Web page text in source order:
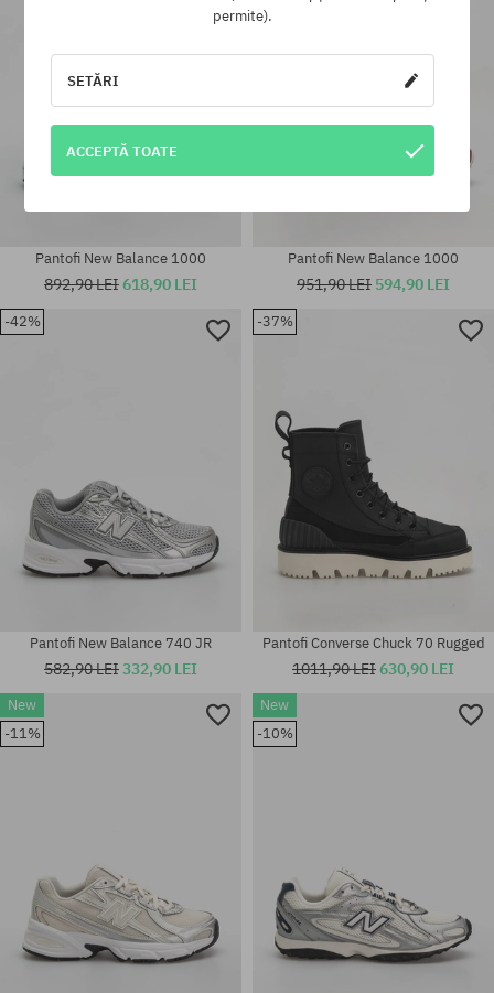
Mărimi existente:
Mărimi existente:
36; 37; 37.5; 38; 38.5; 39.5;
40.5; 41.5; 42; 42.5; 43; 44.5;
Pantofi New Balance 1000
892,90 LEI618,90 LEI
Mărimi existente:
Pantofi New Balance 1000
951,90 LEI 594,90 LEI
-42%
Pantofi New Balance 740 JR
582,90 LEI332,90 LEI
-37%
Pantofi Converse Chuck 70 Rugged
1011,90 LEI630,90 LEI
New
-11%
New
-10%
permite).
SETĂRI
ACCEPTĂ TOATE